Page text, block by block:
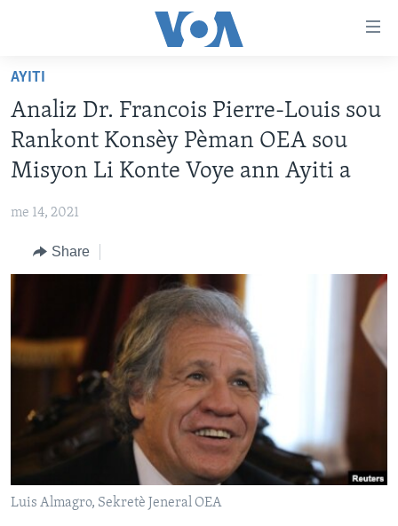
Skip
main
content
Skip
to
main
to
LÈZETAZINI
AMERIK LATIN
VIDEO
FLASHPOINT IKRÈN
SUIV NOU
Languages
AYITI
Analiz Dr. Francois Pierre-Louis sou
Rankont Konsèy Pèman OEA sou
Misyon Li Konte Voye ann Ayiti a
me 14, 2021
Share
Luis Almagro, Sekretè Jeneral OEA